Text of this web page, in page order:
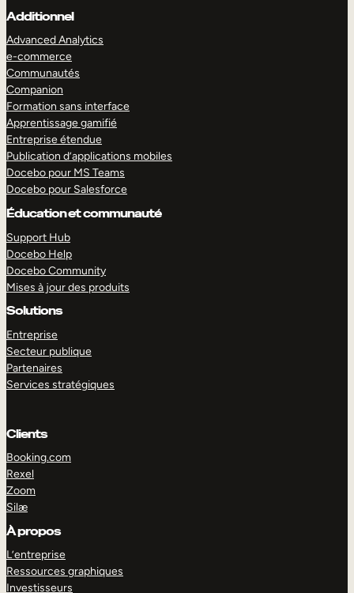
Additionnel
Advanced Analytics
e-commerce
Communautés
Companion
Formation sans interface
Apprentissage gamifié
Entreprise étendue
Publication d’applications mobiles
Docebo pour MS Teams
Docebo pour Salesforce
Éducation et communauté
Support Hub
Docebo Help
Docebo Community
Mises à jour des produits
Solutions
Entreprise
Secteur publique
Partenaires
Services stratégiques
Clients
Booking.com
Rexel
Zoom
Silæ
À propos
L’entreprise
Ressources graphiques
Investisseurs